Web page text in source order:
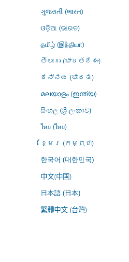
ગુજરાતી (ભારત)
ଓଡ଼ିଆ (ଭାରତ)
தமிழ் (இந்தியா)
తెలుగు (భారతదేశం)
ಕನ್ನಡ (ಭಾರತ)
മലയാളം (ഇന്ത്യ)
සිංහල (ශ්‍රී ලංකාව)
ไทย (ไทย)
ខ្មែរ (កម្ពុជា)
한국어 (대한민국)
中文(中国)
日本語 (日本)
繁體中文 (台灣)